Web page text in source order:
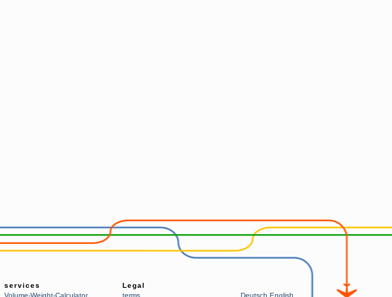
services
Volume-Weight-Calculator
Legal
terms
Deutsch English